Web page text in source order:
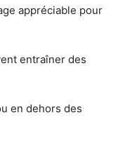
appréciable pour
entraîner des
en dehors des